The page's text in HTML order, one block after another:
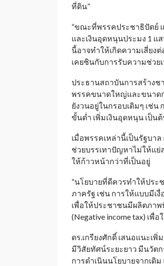
ที่ดิน”
“ขณะที่พรรคประชาธิปัตย์
และเงินอุดหนุนประมง 1 แ
นี้อาจทำให้เกิดความเสี่ยง
เคยชินกับการรับความช่วย
ประธานสถาบันการสร้างช
พรรคขนาดใหญ่และขนาด
ยังวนอยู่ในกรอบเดิมๆ เช่น
ขั้นต่ำ เพิ่มเงินอุดหนุน เป็น
เมื่อพรรคเหล่านี้เป็นรัฐบา
ช่วยบรรเทาปัญหาไม่ให้แย่
ให้ก้าวหน้ากว่าที่เป็นอยู่
“นโยบายที่ดีควรทำให้ประ
ภาครัฐ เช่น การให้แบบมีเ
เพื่อให้ประชาชนมีผลิตภา
(Negative income tax) เพื่
ดร.เกรียงศักดิ์ เสนอแนะเ
มีวิสัยทัศน์ระยะยาว มีนวัต
การดำเนินนโยบายจากเดิ